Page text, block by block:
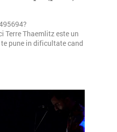
Terre Thaemlitz este un
pune in dificultate cand